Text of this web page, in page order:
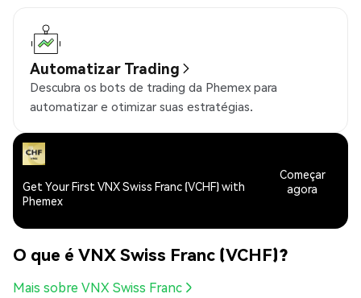
Automatizar Trading
Descubra os bots de trading da Phemex para
automatizar e otimizar suas estratégias.
Get Your First VNX Swiss Franc (VCHF) with
Phemex
Começar
agora
O que é VNX Swiss Franc (VCHF)?
Mais sobre VNX Swiss Franc